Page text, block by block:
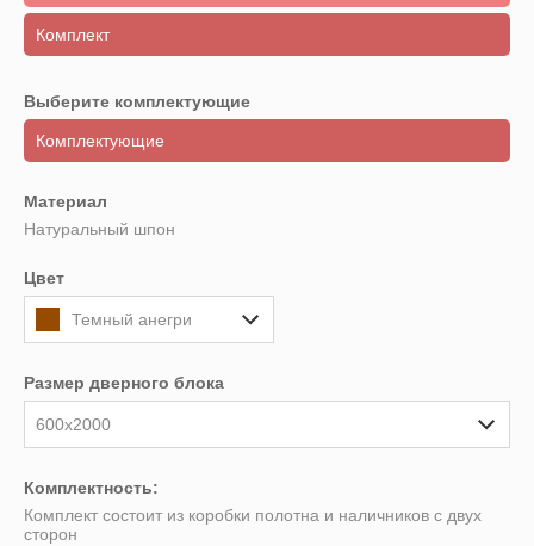
Выберите комплектующие
Комплектующие
Комплект
Материал
Натуральный шпон
Цвет
Темный анегри
Размер дверного блока
600x2000
Комплектность:
Комплект состоит из коробки полотна и наличников с двух
сторон